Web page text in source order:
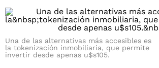
Una de las alternativas más accesibles es
la tokenización inmobiliaria, que permite
invertir desde apenas u$s105.